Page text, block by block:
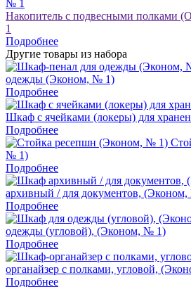
Накопитель с подвесными полками
1
Подробнее
Другие товары из набора
одежды (Эконом, № 1)
Подробнее
Шкаф с ячейками (локеры) для
Подробнее
№ 1)
Подробнее
архивный / для документов,
Подробнее
одежды (угловой), (Эконом, № 1)
Подробнее
органайзер с полками, угловой,
Подробнее